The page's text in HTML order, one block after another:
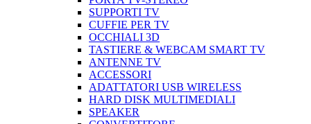
SUPPORTI TV
CUFFIE PER TV
OCCHIALI 3D
TASTIERE & WEBCAM SMART TV
ANTENNE TV
ACCESSORI
ADATTATORI USB WIRELESS
HARD DISK MULTIMEDIALI
SPEAKER